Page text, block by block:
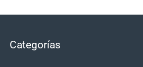
Categorías